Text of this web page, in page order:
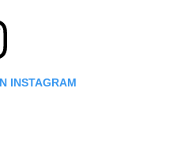
INSTAGRAM